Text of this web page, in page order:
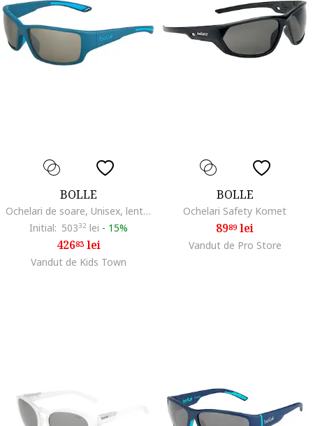
BOLLE
Ochelari de soare, Unisex, lentila polarizata, 12369 Kayman Albastru
Initial: 50332 lei - 15%
42683lei
Vandut de Kids Town
BOLLE
Ochelari Safety Komet
8989lei
Vandut de Pro Store